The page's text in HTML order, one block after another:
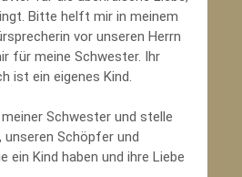
Bitte helft mir in meinem
vor unseren Herrn
für meine Schwester. Ihr
ist ein eigenes Kind.
Schwester und stelle
Schöpfer und
ein Kind haben und ihre Liebe